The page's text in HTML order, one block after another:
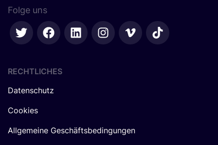
Folge uns
RECHTLICHES
Datenschutz
Cookies
Allgemeine Geschäftsbedingungen